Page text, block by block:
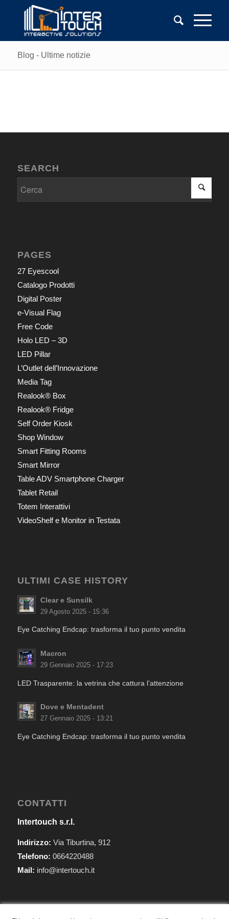
Blog - Ultime notizie
SEARCH
PAGES
27 Eyescool
Catalogo Prodotti
Digital Poster
e-Visual Flag
Free Code
Holo LED – 3D
LED Pillar
L’Outlet dell’Innovazione
Media Tag
Realook® Box
Realook® Fridge
Self Order Kiosk
Shop Window
Smart Fitting Rooms
Smart Mirror
Table ADV Smartphone Charger
Tablet Retail
Totem Interattivi
VideoShelf e Monitor in Testata
ULTIMI CASE HISTORY
Clear e Sunsilk
29 Agosto 2025 - 15:36
Eye Catching Endcap: trasforma il tuo punto vendita
Macron
29 Gennaio 2025 - 17:23
LED Trasparente: la vetrina che cattura l’attenzione
Dove e Mentadent
27 Gennaio 2025 - 13:21
Eye Catching Endcap: trasforma il tuo punto vendita
CONTATTI
Intertouch s.r.l.
Indirizzo: Via Tiburtina, 912
Telefono: 0664220488
Mail: info@intertouch.it